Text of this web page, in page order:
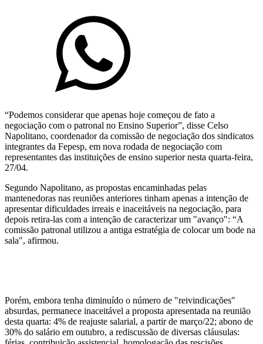
“Podemos considerar que apenas hoje começou de fato a
negociação com o patronal no Ensino Superior”, disse Celso
Napolitano, coordenador da comissão de negociação dos sindicatos
integrantes da Fepesp, em nova rodada de negociação com
representantes das instituições de ensino superior nesta quarta-feira,
27/04.
Segundo Napolitano, as propostas encaminhadas pelas
mantenedoras nas reuniões anteriores tinham apenas a intenção de
apresentar dificuldades irreais e inaceitáveis na negociação, para
depois retira-las com a intenção de caracterizar um "avanço": “A
comissão patronal utilizou a antiga estratégia de colocar um bode na
sala", afirmou.
Porém, embora tenha diminuído o número de "reivindicações"
absurdas, permanece inaceitável a proposta apresentada na reunião
desta quarta: 4% de reajuste salarial, a partir de março/22; abono de
30% do salário em outubro, a rediscussão de diversas cláusulas: